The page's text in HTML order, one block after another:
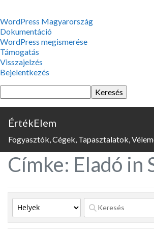
WordPress,
a
csodás
WordPress Magyarország
Dokumentáció
WordPress megismerése
Támogatás
Visszajelzés
Bejelentkezés
Keresés
ÉrtékElem
Fogyasztók, Cégek, Tapasztalatok,
Címke: Eladó in